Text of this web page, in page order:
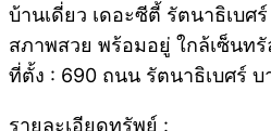
บ้านเดี่ยว เดอะซีตี้ รัตนาธิเบศ
สภาพสวย พร้อมอยู่ ใกล้เซ็นทรั
ที่ตั้ง : 690 ถนน รัตนาธิเบศร์ บ
รายละเอียดทรัพย์ :